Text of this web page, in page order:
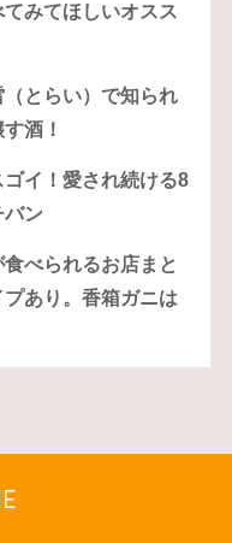
みてほしいオスス
（とらい）で知られ
酒！
イ！愛され続ける8
ン
べられるお店まと
あり。香箱ガニは